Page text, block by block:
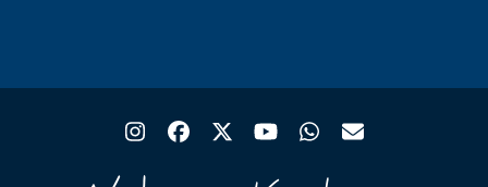
Instagram
Facebook
TwitterYouTubeWhatsapp
Email